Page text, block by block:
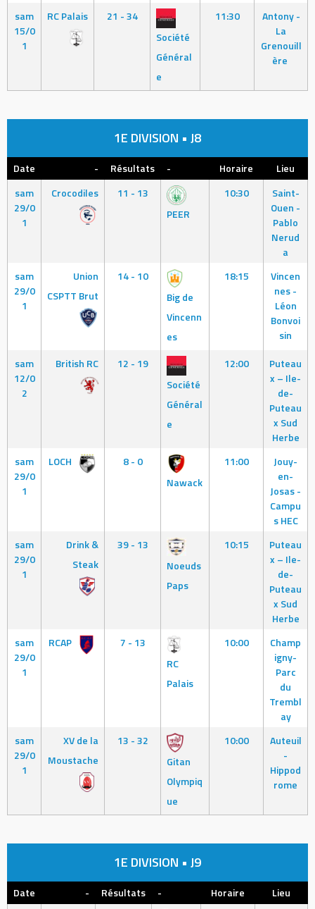
sam
15/0
1
RC Palais
21 - 34
Société
Général
e
11:30
Antony -
La
Grenouill
ère
1E DIVISION • J8
Date - Résultats - Horaire
Lieu
sam
29/0
1
Crocodiles
11 - 13
PEER
10:30
Saint-
Ouen -
Pablo
Nerud
a
sam
29/0
1
Union
CSPTT Brut
14 - 10
Big de
Vincenn
es
18:15
Vincen
nes -
Léon
Bonvoi
sin
sam
12/0
2
British RC
12 - 19
Société
Général
e
12:00
Puteau
x – Ile-
de-
Puteau
x Sud
Herbe
sam
29/0
1
LOCH
8 - 0
Nawack
11:00
Jouy-
en-
Josas -
Campu
s HEC
sam
29/0
1
Drink &
Steak
39 - 13
Noeuds
Paps
10:15
Puteau
x – Ile-
de-
Puteau
x Sud
Herbe
sam
29/0
1
RCAP
7 - 13
RC
Palais
10:00
Champ
igny-
Parc
du
Trembl
ay
sam
29/0
1
XV de la
Moustache
13 - 32
Gitan
Olympiq
ue
10:00
Auteuil
-
Hippod
rome
1E DIVISION • J9
Date - Résultats - Horaire
Lieu